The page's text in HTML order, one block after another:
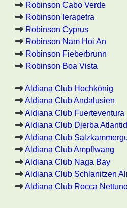
Robinson Cabo Verde
Robinson Ierapetra
Robinson Cyprus
Robinson Nam Hoi An
Robinson Fieberbrunn
Robinson Boa Vista
Aldiana Club Hochkönig
Aldiana Club Andalusien
Aldiana Club Fuerteventura
Aldiana Club Djerba
Aldiana Club
Aldiana Club Ampflwang
Aldiana Club Naga Bay
Aldiana Club Schlanitzen
Aldiana Club Rocca